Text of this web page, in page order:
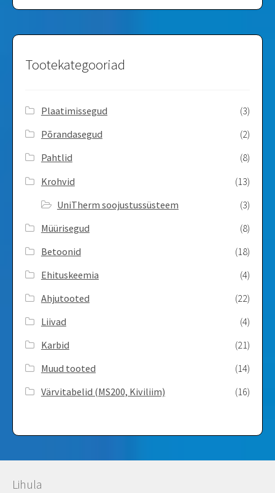
Tootekategooriad
Plaatimissegud
(3)
Põrandasegud
(2)
Pahtlid
(8)
Krohvid
(13)
UniTherm soojustussüsteem
(3)
Müürisegud
(8)
Betoonid
(18)
Ehituskeemia
(4)
Ahjutooted
(22)
Liivad
(4)
Karbid
(21)
Muud tooted
(14)
Värvitabelid ­(MS200, Kiviliim)
(16)
Lihula